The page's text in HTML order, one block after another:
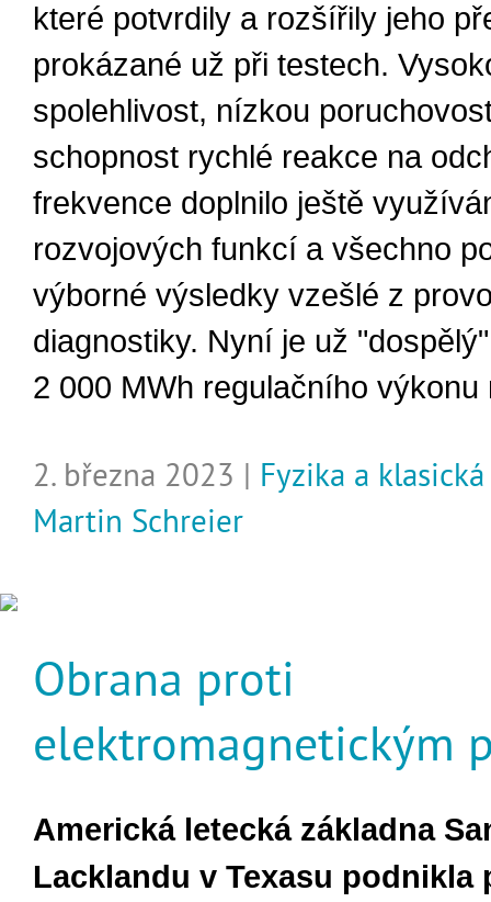
které potvrdily a rozšířily jeho
prokázané už při testech.
spolehlivost, nízkou
schopnost rychlé reakce na
frekvence doplnilo ještě
rozvojových funkcí a všechno
výborné výsledky vzešlé z
diagnostiky. Nyní je už
2 000 MWh regulačního výkonu
2. března 2023 | Fyzika a
Martin Schreier
Obrana proti
elektromagnetickým
Americká letecká základna
Lacklandu v Texasu podnikla